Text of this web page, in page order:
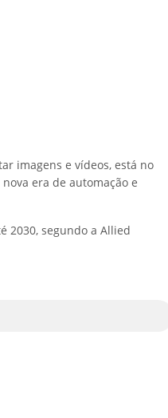
imagens e vídeos, está no
era de automação e
2030, segundo a Allied